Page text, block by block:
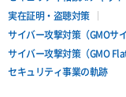
実在証明・盗聴対策
サイバー攻撃対策（GMOサ
サイバー攻撃対策（GMO
セキュリティ事業の軌跡